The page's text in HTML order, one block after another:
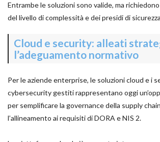
Entrambe le soluzioni sono valide, ma
del livello di complessità e dei presidi di
Cloud e security: alleati
l’adeguamento normativo
Per le aziende enterprise, le soluzioni cloud e i
cybersecurity gestiti rappresentano oggi
per semplificare la governance della supply
l’allineamento ai requisiti di DORA e NIS 2.